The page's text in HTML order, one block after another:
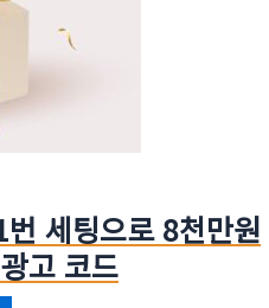
세팅으로 8천만원
고 코드